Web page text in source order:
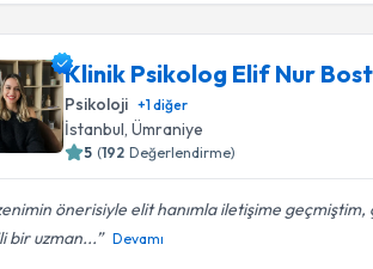
Klinik Psikolog Elif Nur
Psikoloji +1diğer
İstanbul, Ümraniye
5 (192 Değerlendirme)
önerisiyle elit hanımla iletişime geçmiştim,
bir uzman...
Devamı